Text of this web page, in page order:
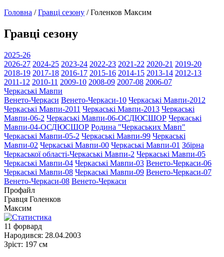
Головна /Гравці сезону /Голенков Максим
Гравці сезону
2025-26
2026-27 2024-25 2023-24 2022-23 2021-22 2020-21 2019-20
2018-19 2017-18 2016-17 2015-16 2014-15 2013-14 2012-13
2011-12 2010-11 2009-10 2008-09 2007-08 2006-07
Черкаські Мавпи
Венето-Черкаси Венето-Черкаси-10 Черкаські Мавпи-2012
Черкаські Мавпи-2011 Черкаські Мавпи-2013 Черкаські
Мавпи-06-2 Черкаські Мавпи-06-ОСДЮСШОР Черкаські
Мавпи-04-ОСДЮСШОР Родина "Черкаcьких Мавп"
Черкаські Мавпи-05-2 Черкаські Мавпи-99 Черкаські
Мавпи-02 Черкаські Мавпи-00 Черкаські Мавпи-01 Збірна
Черкаської області-Черкаські Мавпи-2 Черкаські Мавпи-05
Черкаські Мавпи-04 Черкаські Мавпи-03 Венето-Черкаси-06
Черкаські Мавпи-08 Черкаські Мавпи-09 Венето-Черкаси-07
Венето-Черкаси-08 Венето-Черкаси
Профайл
Гравця Голенков
Максим
11 форвард
Народився: 28.04.2003
Зріст: 197 см